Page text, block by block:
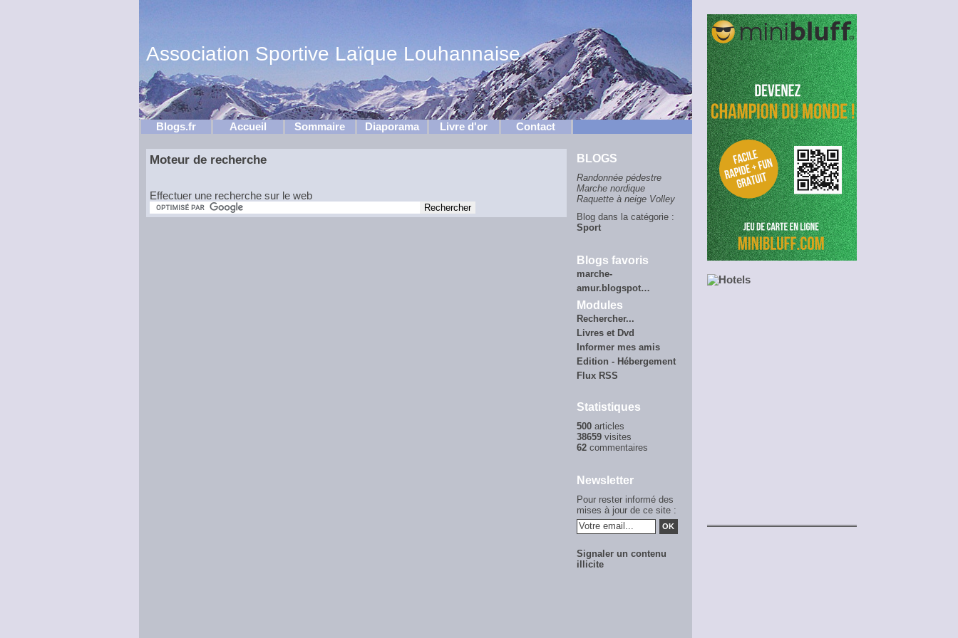
Association Sportive Laïque Louhannaise
Blogs.fr Accueil Sommaire Diaporama Livre d'or Contact
BLOGS
Randonnée pédestre
Marche nordique
Raquette à neige Volley
Blog dans la catégorie :
Sport
Blogs favoris
marche-
amur.blogspot…
Modules
Rechercher...
Livres et Dvd
Informer mes amis
Edition - Hébergement
Flux RSS
Statistiques
500articles
38659visites
62commentaires
Newsletter
Pour rester informé des
mises à jour de ce site :
Signaler un contenu
illicite
Moteur de recherche
Effectuer une recherche sur le web